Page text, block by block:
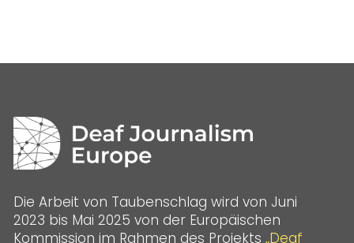
Die Arbeit von Taubenschlag wird von Juni
2023 bis Mai 2025 von der Europäischen
Kommission im Rahmen des Projekts „Deaf